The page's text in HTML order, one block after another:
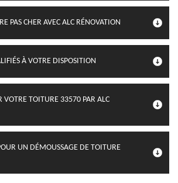
PAS CHER AVEC ALC RÉNOVATION
À VOTRE DISPOSITION
VOTRE TOITURE 33570 PAR ALC
UN DÉMOUSSAGE DE TOITURE